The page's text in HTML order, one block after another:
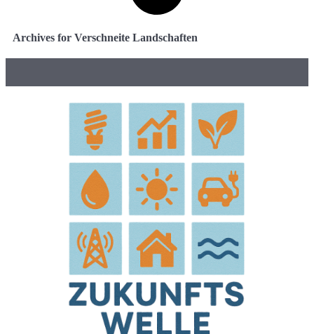
Archives for Verschneite Landschaften